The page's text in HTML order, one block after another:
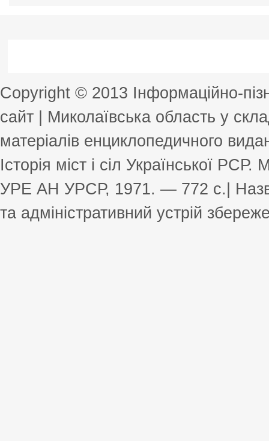
Copyright © 2013 Інформаційно-
сайт | Миколаївська область у
матеріалів енциклопедичного
Історія міст і сіл Української
УРЕ АН УРСР, 1971. — 772 с.| Назви
та адміністративний устрій